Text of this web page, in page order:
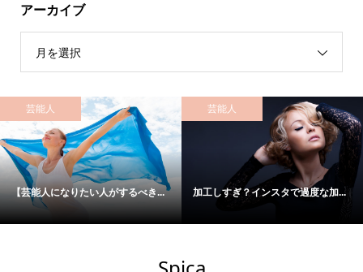
アーカイブ
月を選択
芸能人
【芸能人になりたい人がするべき...
芸能人
加工しすぎ？インスタで過度な加...